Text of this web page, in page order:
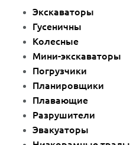
Экскаваторы
Гусеничны
Колесные
Мини-экскаваторы
Погрузчики
Планировщики
Плавающие
Разрушители
Эвакуаторы